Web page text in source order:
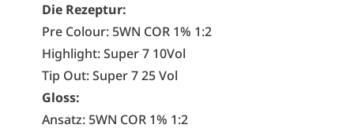
Die Rezeptur:
Pre Colour: 5WN COR 1% 1:2
Highlight: Super 7 10Vol
Tip Out: Super 7 25 Vol
Gloss:
Ansatz: 5WN COR 1% 1:2